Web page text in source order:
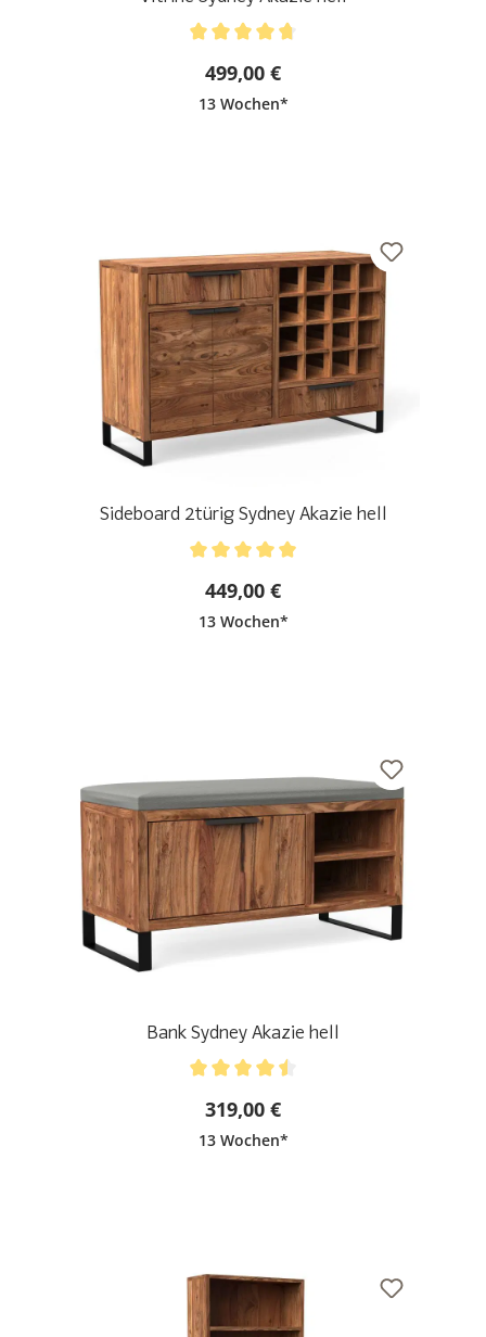
499,00 €
13 Wochen*
Sideboard 2türig Sydney Akazie hell
449,00 €
13 Wochen*
Bank Sydney Akazie hell
319,00 €
13 Wochen*